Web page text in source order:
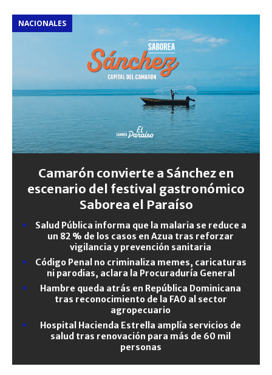
NACIONALES
Camarón convierte a Sánchez en
escenario del festival gastronómico
Saborea el Paraíso
Salud Pública informa que la malaria se reduce a
un 82 % de los casos en Azua tras reforzar
vigilancia y prevención sanitaria
Código Penal no criminaliza memes, caricaturas
ni parodias, aclara la Procuraduría General
Hambre queda atrás en República Dominicana
tras reconocimiento de la FAO al sector
agropecuario
Hospital Hacienda Estrella amplía servicios de
salud tras renovación para más de 60 mil
personas